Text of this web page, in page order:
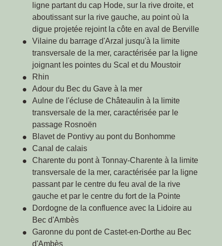
ligne partant du cap Hode, sur la rive droite, et
aboutissant sur la rive gauche, au point où la
digue projetée rejoint la côte en aval de Berville
Vilaine du barrage d'Arzal jusqu'à la limite
transversale de la mer, caractérisée par la ligne
joignant les pointes du Scal et du Moustoir
Rhin
Adour du Bec du Gave à la mer
Aulne de l'écluse de Châteaulin à la limite
transversale de la mer, caractérisée par le
passage Rosnoën
Blavet de Pontivy au pont du Bonhomme
Canal de calais
Charente du pont à Tonnay-Charente à la limite
transversale de la mer, caractérisée par la ligne
passant par le centre du feu aval de la rive
gauche et par le centre du fort de la Pointe
Dordogne de la confluence avec la Lidoire au
Bec d'Ambès
Garonne du pont de Castet-en-Dorthe au Bec
d'Ambès